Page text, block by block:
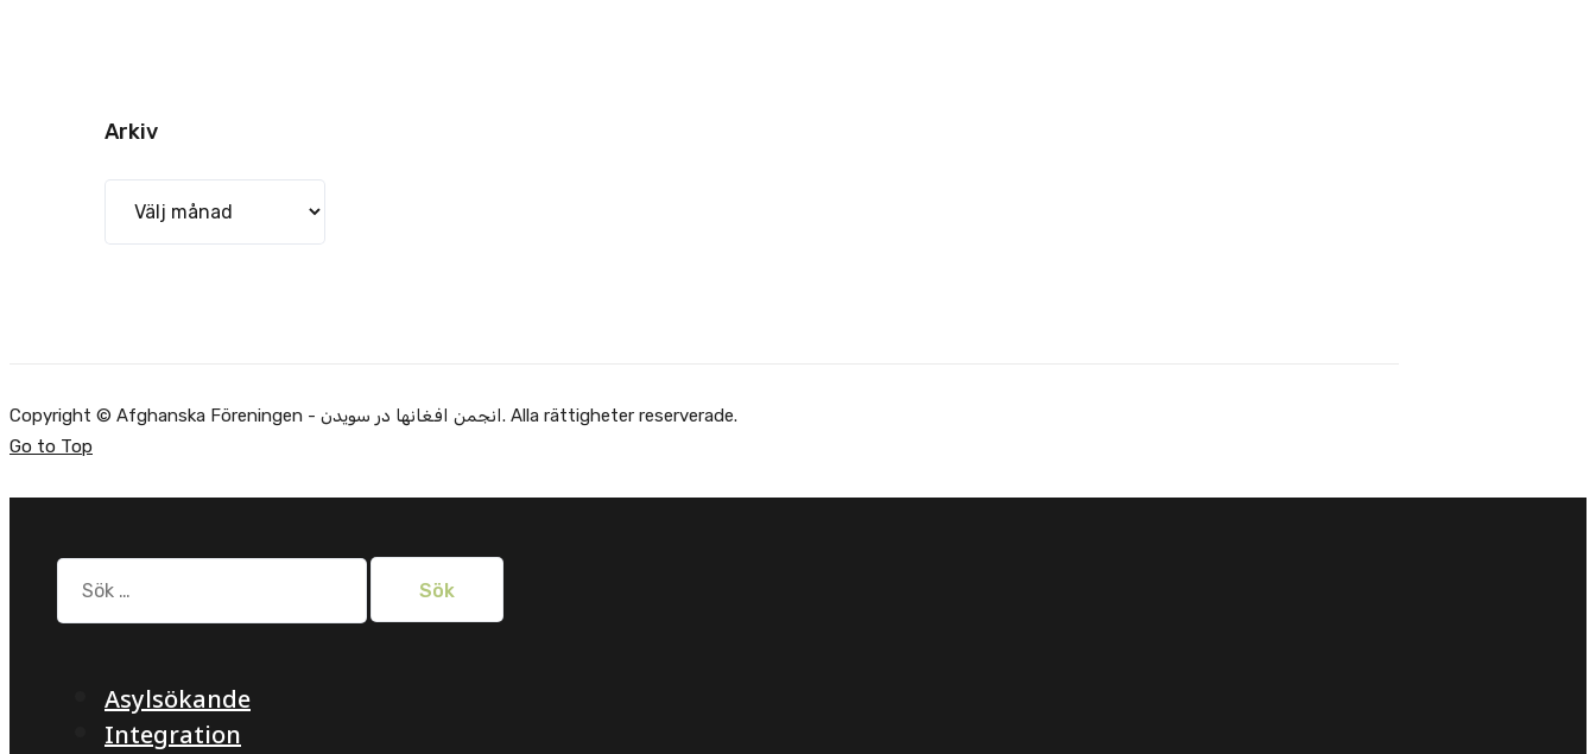
Arkiv
Copyright © Afghanska Föreningen - انجمن افغانها در سویدن. Alla rättigheter reserverade.
Go to Top
Sök
efter:
Asylsökande
Integration